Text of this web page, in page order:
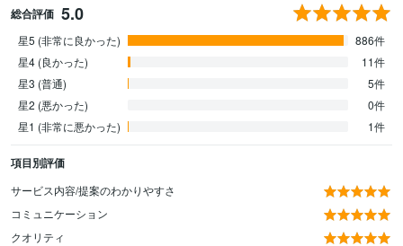
総合評価 5.0
星5 (非常に良かった)
886件
星4 (良かった)
11件
星3 (普通)
5件
星2 (悪かった)
0件
星1 (非常に悪かった)
1件
項目別評価
サービス内容/提案のわかりやすさ
コミュニケーション
クオリティ